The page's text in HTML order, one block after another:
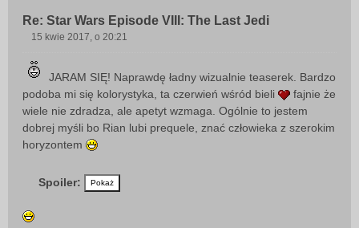
Re: Star Wars Episode VIII: The Last Jedi
o
s
t
15 kwie 2017, o 20:21
JARAM SIĘ! Naprawdę ładny wizualnie teaserek. Bardzo
podoba mi się kolorystyka, ta czerwień wśród bieli
fajnie że
wiele nie zdradza, ale apetyt wzmaga. Ogólnie to jestem
dobrej myśli bo Rian lubi prequele, znać człowieka z szerokim
horyzontem
Spoiler: